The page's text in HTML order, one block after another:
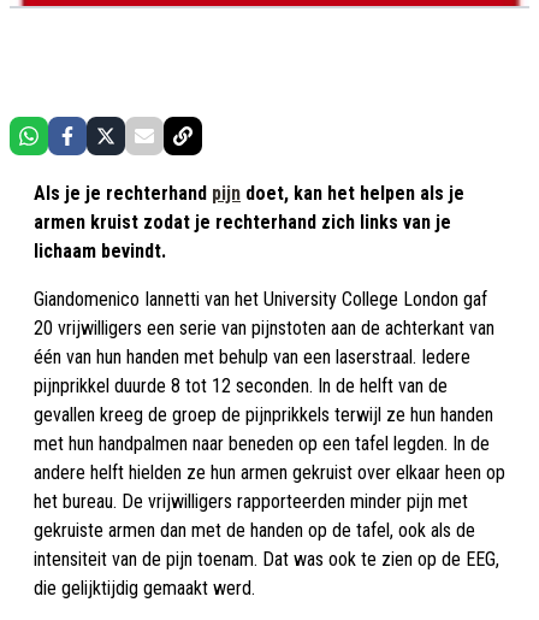
Als je je rechterhand pijn doet, kan het helpen als je
armen kruist zodat je rechterhand zich links van je
lichaam bevindt.
Giandomenico Iannetti van het University College London gaf
20 vrijwilligers een serie van pijnstoten aan de achterkant van
één van hun handen met behulp van een laserstraal. Iedere
pijnprikkel duurde 8 tot 12 seconden. In de helft van de
gevallen kreeg de groep de pijnprikkels terwijl ze hun handen
met hun handpalmen naar beneden op een tafel legden. In de
andere helft hielden ze hun armen gekruist over elkaar heen op
het bureau. De vrijwilligers rapporteerden minder pijn met
gekruiste armen dan met de handen op de tafel, ook als de
intensiteit van de pijn toenam. Dat was ook te zien op de EEG,
die gelijktijdig gemaakt werd.